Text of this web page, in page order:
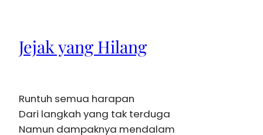
Jejak yang Hilang
Runtuh semua harapan
Dari langkah yang tak terduga
Namun dampaknya mendalam